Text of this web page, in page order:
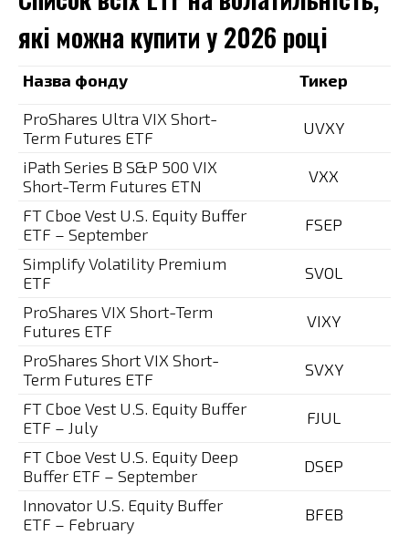
які можна купити у 2026 році
Назва фонду
Тикер
ProShares Ultra VIX Short-
Term Futures ETF
UVXY
iPath Series B S&P 500 VIX
Short-Term Futures ETN
VXX
FT Cboe Vest U.S. Equity Buffer
ETF – September
FSEP
Simplify Volatility Premium
ETF
SVOL
ProShares VIX Short-Term
Futures ETF
VIXY
ProShares Short VIX Short-
Term Futures ETF
SVXY
FT Cboe Vest U.S. Equity Buffer
ETF – July
FJUL
FT Cboe Vest U.S. Equity Deep
Buffer ETF – September
DSEP
Innovator U.S. Equity Buffer
ETF – February
BFEB